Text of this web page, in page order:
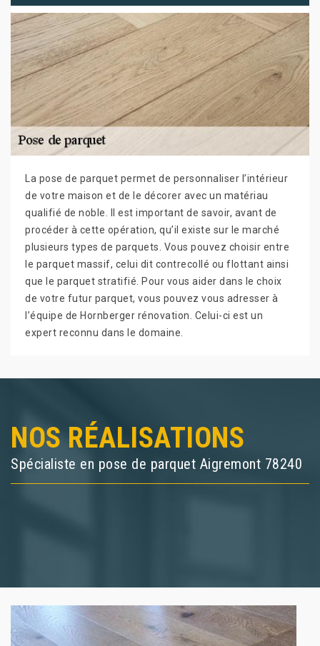
La pose de parquet permet de personnaliser l’intérieur
de votre maison et de le décorer avec un matériau
qualifié de noble. Il est important de savoir, avant de
procéder à cette opération, qu’il existe sur le marché
plusieurs types de parquets. Vous pouvez choisir entre
le parquet massif, celui dit contrecollé ou flottant ainsi
que le parquet stratifié. Pour vous aider dans le choix
de votre futur parquet, vous pouvez vous adresser à
l’équipe de Hornberger rénovation. Celui-ci est un
expert reconnu dans le domaine.
NOS RÉALISATIONS
Spécialiste en pose de parquet Aigremont 78240